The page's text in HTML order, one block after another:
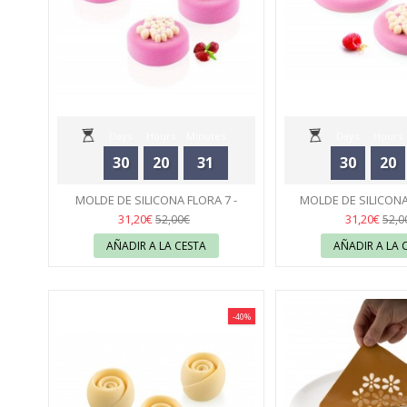
30 20 31
43
MOLDE DE SILICONA FLORA 7 -
SILIKOMART
31,20€52,00€
AÑADIR A LA CESTA
30 20
43
MOLDE DE
31,20€
AÑADIR A LA
-40%